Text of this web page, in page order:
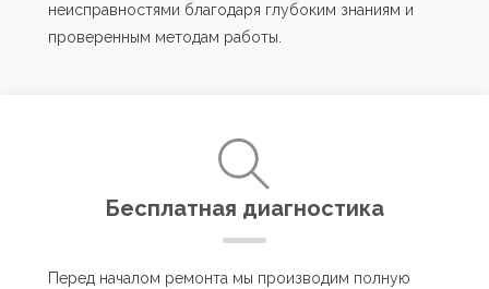
неисправностями благодаря глубоким знаниям и
проверенным методам работы.
Бесплатная диагностика
Перед началом ремонта мы производим полную